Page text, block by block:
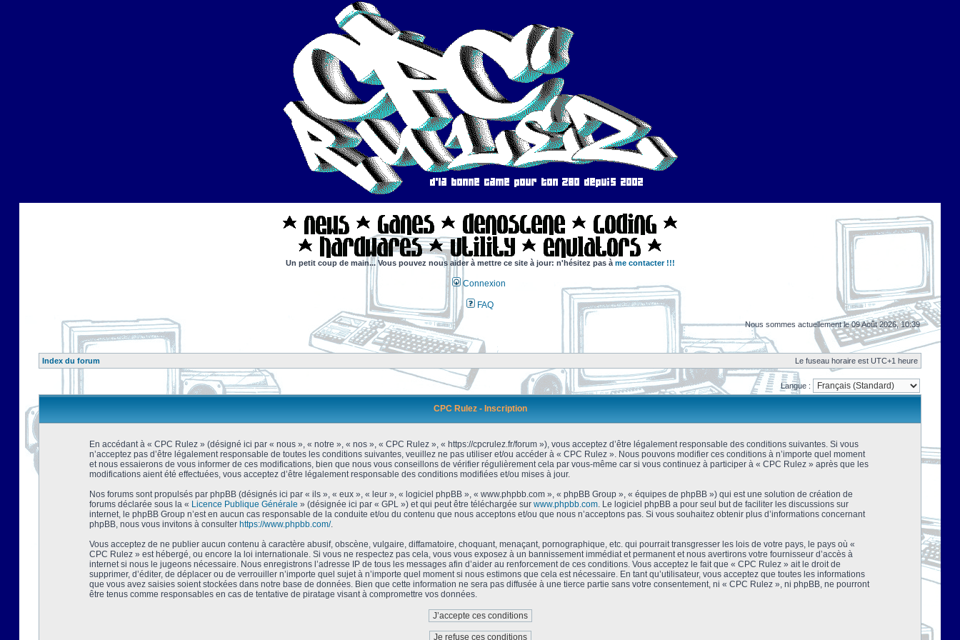
Un petit coup de main... Vous pouvez nous aider à mettre ce site à jour: n'hésitez pas à me contacter !!!
Connexion
FAQ
Nous sommes actuellement le 09 Août 2026, 10:39
Index du forum Le fuseau horaire est UTC+1 heure
Langue :
CPC Rulez - Inscription
En accédant à « CPC Rulez » (désigné ici par « nous », « notre », « nos », « CPC Rulez », « https://cpcrulez.fr/forum »), vous acceptez d’être légalement responsable des conditions suivantes. Si vous
n’acceptez pas d’être légalement responsable de toutes les conditions suivantes, veuillez ne pas utiliser et/ou accéder à « CPC Rulez ». Nous pouvons modifier ces conditions à n’importe quel moment
et nous essaierons de vous informer de ces modifications, bien que nous vous conseillons de vérifier régulièrement cela par vous-même car si vous continuez à participer à « CPC Rulez » après que les
modifications aient été effectuées, vous acceptez d’être légalement responsable des conditions modifiées et/ou mises à jour.
Nos forums sont propulsés par phpBB (désignés ici par « ils », « eux », « leur », « logiciel phpBB », « www.phpbb.com », « phpBB Group », « équipes de phpBB ») qui est une solution de création de
forums déclarée sous la « Licence Publique Générale » (désignée ici par « GPL ») et qui peut être téléchargée sur www.phpbb.com. Le logiciel phpBB a pour seul but de faciliter les discussions sur
internet, le phpBB Group n’est en aucun cas responsable de la conduite et/ou du contenu que nous acceptons et/ou que nous n’acceptons pas. Si vous souhaitez obtenir plus d’informations concernant
phpBB, nous vous invitons à consulter https://www.phpbb.com/.
Vous acceptez de ne publier aucun contenu à caractère abusif, obscène, vulgaire, diffamatoire, choquant, menaçant, pornographique, etc. qui pourrait transgresser les lois de votre pays, le pays où «
CPC Rulez » est hébergé, ou encore la loi internationale. Si vous ne respectez pas cela, vous vous exposez à un bannissement immédiat et permanent et nous avertirons votre fournisseur d’accès à
internet si nous le jugeons nécessaire. Nous enregistrons l’adresse IP de tous les messages afin d’aider au renforcement de ces conditions. Vous acceptez le fait que « CPC Rulez » ait le droit de
supprimer, d’éditer, de déplacer ou de verrouiller n’importe quel sujet à n’importe quel moment si nous estimons que cela est nécessaire. En tant qu’utilisateur, vous acceptez que toutes les informations
que vous avez saisies soient stockées dans notre base de données. Bien que cette information ne sera pas diffusée à une tierce partie sans votre consentement, ni « CPC Rulez », ni phpBB, ne pourront
être tenus comme responsables en cas de tentative de piratage visant à compromettre vos données.